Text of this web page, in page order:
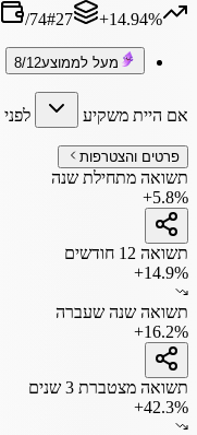
‎+14.94%
#27
/74
מעל לממוצע8/12
אם היית משקיע לפני 3 שנים
פרטים והצטרפות
תשואה מתחילת שנה
+5.8%
תשואה 12 חודשים
+14.9%
תשואה שנה שעברה
+16.2%
תשואה מצטברת 3 שנים
+42.3%